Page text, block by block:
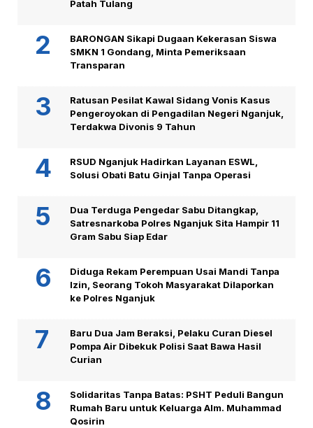
Patah Tulang
BARONGAN Sikapi Dugaan Kekerasan Siswa
SMKN 1 Gondang, Minta Pemeriksaan
Transparan
Ratusan Pesilat Kawal Sidang Vonis Kasus
Pengeroyokan di Pengadilan Negeri Nganjuk,
Terdakwa Divonis 9 Tahun
RSUD Nganjuk Hadirkan Layanan ESWL,
Solusi Obati Batu Ginjal Tanpa Operasi
Dua Terduga Pengedar Sabu Ditangkap,
Satresnarkoba Polres Nganjuk Sita Hampir 11
Gram Sabu Siap Edar
Diduga Rekam Perempuan Usai Mandi Tanpa
Izin, Seorang Tokoh Masyarakat Dilaporkan
ke Polres Nganjuk
Baru Dua Jam Beraksi, Pelaku Curan Diesel
Pompa Air Dibekuk Polisi Saat Bawa Hasil
Curian
Solidaritas Tanpa Batas: PSHT Peduli Bangun
Rumah Baru untuk Keluarga Alm. Muhammad
Qosirin